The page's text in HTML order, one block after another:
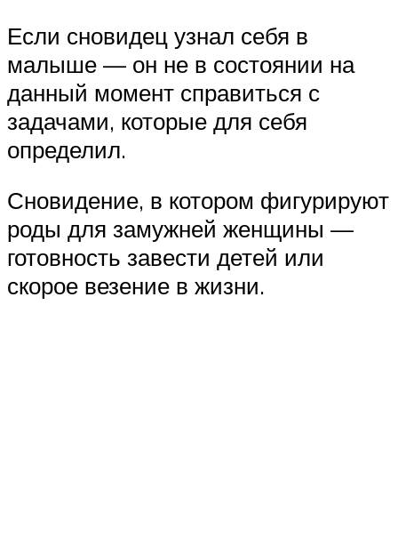
Если сновидец узнал себя в
малыше — он не в состоянии на
данный момент справиться с
задачами, которые для себя
определил.
Сновидение, в котором фигурируют
роды для замужней женщины —
готовность завести детей или
скорое везение в жизни.